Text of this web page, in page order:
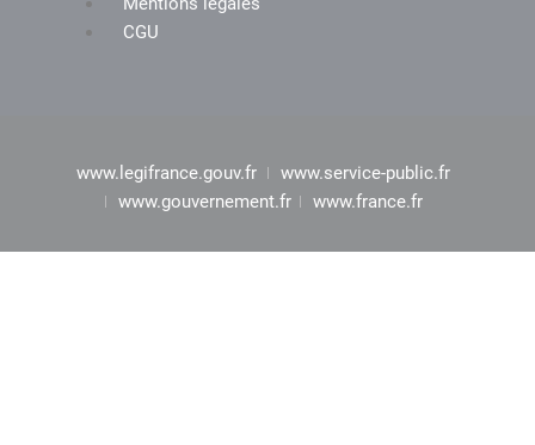
CGU
www.legifrance.gouv.fr
www.service-public.fr
www.gouvernement.fr
www.france.fr